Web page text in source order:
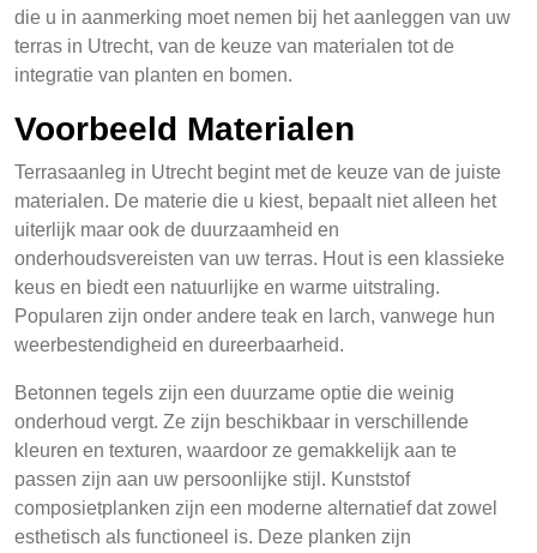
die u in aanmerking moet nemen bij het aanleggen van uw
terras in Utrecht, van de keuze van materialen tot de
integratie van planten en bomen.
Voorbeeld Materialen
Terrasaanleg in Utrecht begint met de keuze van de juiste
materialen. De materie die u kiest, bepaalt niet alleen het
uiterlijk maar ook de duurzaamheid en
onderhoudsvereisten van uw terras. Hout is een klassieke
keus en biedt een natuurlijke en warme uitstraling.
Popularen zijn onder andere teak en larch, vanwege hun
weerbestendigheid en dureerbaarheid.
Betonnen tegels zijn een duurzame optie die weinig
onderhoud vergt. Ze zijn beschikbaar in verschillende
kleuren en texturen, waardoor ze gemakkelijk aan te
passen zijn aan uw persoonlijke stijl. Kunststof
composietplanken zijn een moderne alternatief dat zowel
esthetisch als functioneel is. Deze planken zijn